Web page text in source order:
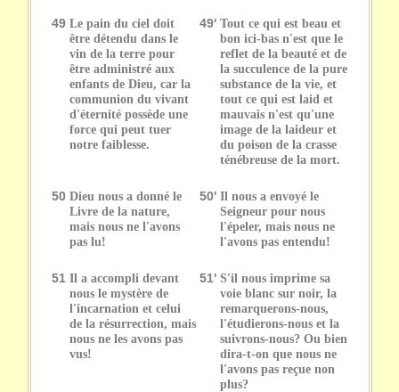
49 Le pain du ciel doit
être détendu dans le
vin de la terre pour
être administré aux
enfants de Dieu, car la
communion du vivant
d'éternité possède une
force qui peut tuer
notre faiblesse.
49' Tout ce qui est beau et
bon ici-bas n'est que le
reflet de la beauté et de
la succulence de la pure
substance de la vie, et
tout ce qui est laid et
mauvais n'est qu'une
image de la laideur et
du poison de la crasse
ténébreuse de la mort.
50 Dieu nous a donné le
Livre de la nature,
mais nous ne l'avons
pas lu!
50' Il nous a envoyé le
Seigneur pour nous
l'épeler, mais nous ne
l'avons pas entendu!
51 Il a accompli devant
nous le mystère de
l'incarnation et celui
de la résurrection, mais
nous ne les avons pas
vus!
51' S'il nous imprime sa
voie blanc sur noir, la
remarquerons-nous,
l'étudierons-nous et la
suivrons-nous? Ou bien
dira-t-on que nous ne
l'avons pas reçue non
plus?